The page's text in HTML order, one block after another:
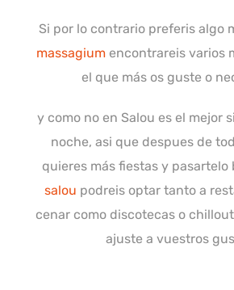
Si por lo contrario preferis algo
massagium encontrareis varios
el que más os guste o
y como no en Salou es el mejor
noche, asi que despues de
quieres más fiestas y pasartelo
salou podreis optar tanto a
cenar como discotecas o
ajuste a vuestros